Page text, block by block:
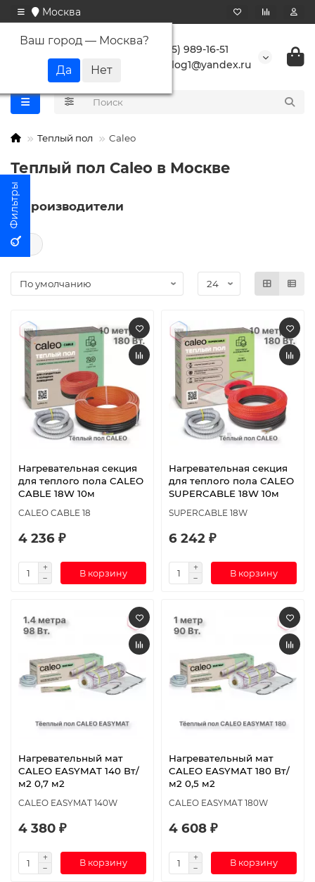
Москва
Ваш город — Москва?
+7 (495) 989-16-51
buranlog1@yandex.ru
Теплый пол Caleo
Теплый пол Caleo в Москве
Производители
Нагревательная секция
для теплого пола CALEO
CABLE 18W 10м
CALEO CABLE 18
4 236 ₽
В корзину
Нагревательная секция
для теплого пола CALEO
SUPERCABLE 18W 10м
SUPERCABLE 18W
6 242 ₽
В корзину
Нагревательный мат
CALEO EASYMAT 140 Вт/
м2 0,7 м2
CALEO EASYMAT 140W
4 380 ₽
В корзину
Нагревательный мат
CALEO EASYMAT 180 Вт/
м2 0,5 м2
CALEO EASYMAT 180W
4 608 ₽
В корзину